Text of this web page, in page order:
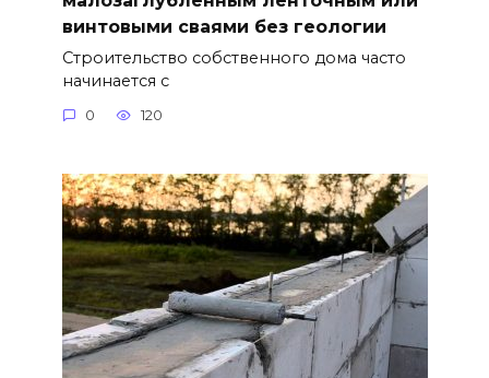
винтовыми сваями без геологии
Строительство собственного дома часто
начинается с
0 120